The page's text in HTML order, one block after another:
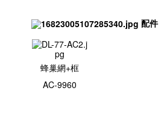
配件
蜂巢網+框
AC-9960